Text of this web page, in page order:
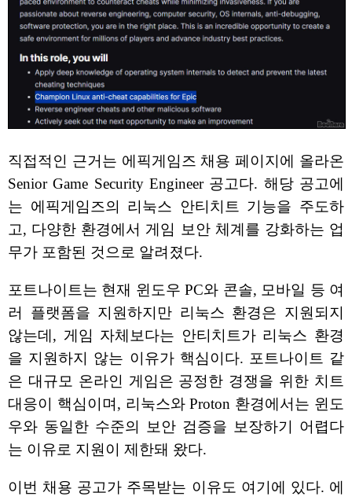
직접적인 근거는 에픽게임즈 채용 페이지에 올라온
Senior Game Security Engineer 공고다. 해당 공고에
는 에픽게임즈의 리눅스 안티치트 기능을 주도하
고, 다양한 환경에서 게임 보안 체계를 강화하는 업
무가 포함된 것으로 알려졌다.
포트나이트는 현재 윈도우 PC와 콘솔, 모바일 등 여
러 플랫폼을 지원하지만 리눅스 환경은 지원되지
않는데, 게임 자체보다는 안티치트가 리눅스 환경
을 지원하지 않는 이유가 핵심이다. 포트나이트 같
은 대규모 온라인 게임은 공정한 경쟁을 위한 치트
대응이 핵심이며, 리눅스와 Proton 환경에서는 윈도
우와 동일한 수준의 보안 검증을 보장하기 어렵다
는 이유로 지원이 제한돼 왔다.
이번 채용 공고가 주목받는 이유도 여기에 있다. 에